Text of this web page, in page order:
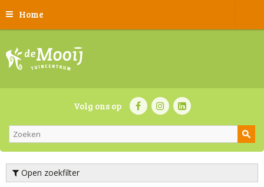
Home
Volg ons op
Open zoekfilter